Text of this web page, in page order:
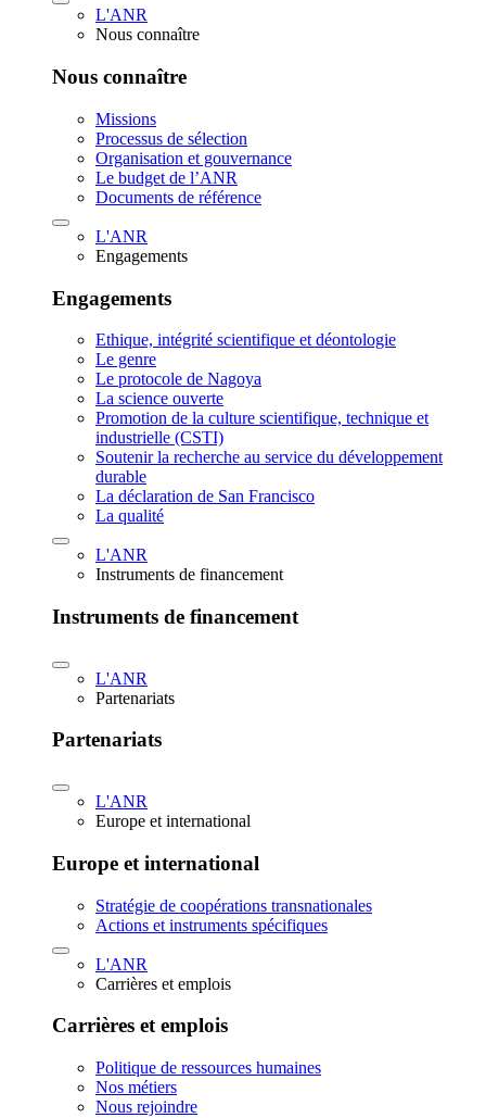
L'ANR
Nous connaître
Nous connaître
Missions
Processus de sélection
Organisation et gouvernance
Le budget de l’ANR
Documents de référence
L'ANR
Engagements
Engagements
Ethique, intégrité scientifique et déontologie
Le genre
Le protocole de Nagoya
La science ouverte
Promotion de la culture scientifique, technique et
industrielle (CSTI)
Soutenir la recherche au service du développement
durable
La déclaration de San Francisco
La qualité
L'ANR
Instruments de financement
Instruments de financement
L'ANR
Partenariats
Partenariats
L'ANR
Europe et international
Europe et international
Stratégie de coopérations transnationales
Actions et instruments spécifiques
L'ANR
Carrières et emplois
Carrières et emplois
Politique de ressources humaines
Nos métiers
Nous rejoindre